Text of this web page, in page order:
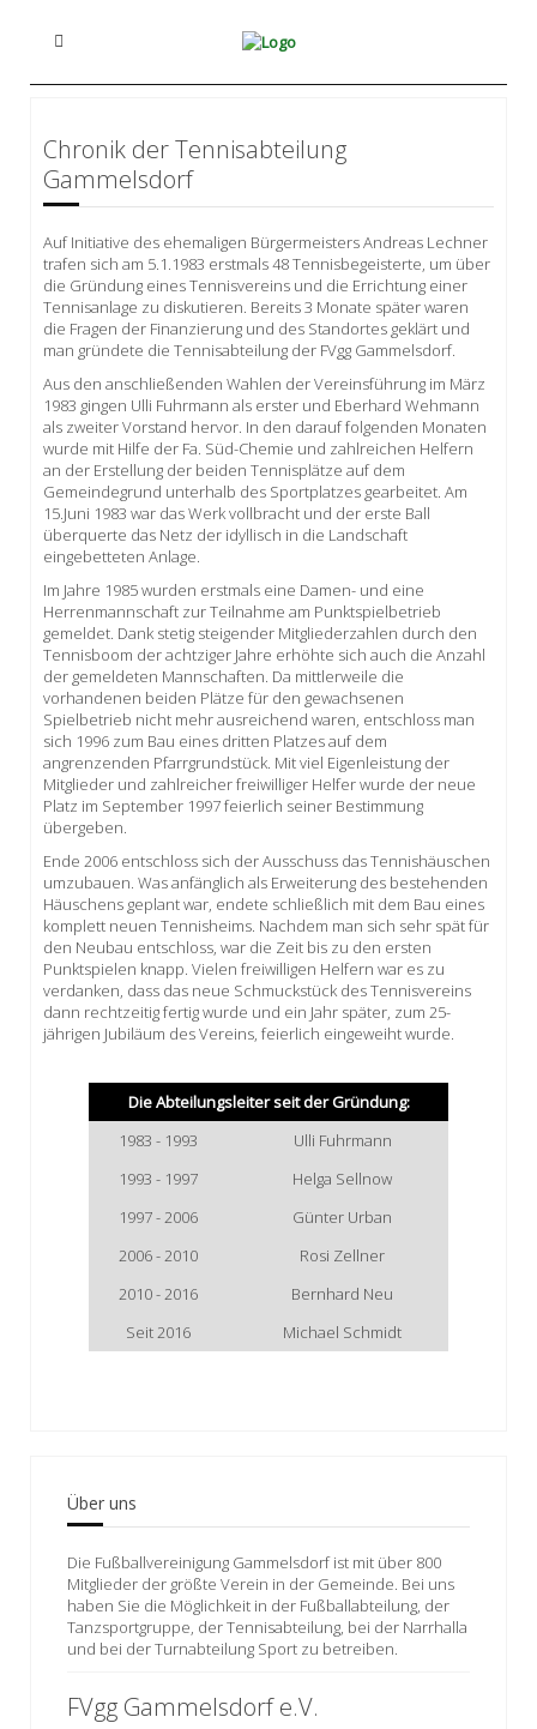
Chronik der Tennisabteilung
Gammelsdorf
Auf Initiative des ehemaligen Bürgermeisters Andreas Lechner
trafen sich am 5.1.1983 erstmals 48 Tennisbegeisterte, um über
die Gründung eines Tennisvereins und die Errichtung einer
Tennisanlage zu diskutieren. Bereits 3 Monate später waren
die Fragen der Finanzierung und des Standortes geklärt und
man gründete die Tennisabteilung der FVgg Gammelsdorf.
Aus den anschließenden Wahlen der Vereinsführung im März
1983 gingen Ulli Fuhrmann als erster und Eberhard Wehmann
als zweiter Vorstand hervor. In den darauf folgenden Monaten
wurde mit Hilfe der Fa. Süd-Chemie und zahlreichen Helfern
an der Erstellung der beiden Tennisplätze auf dem
Gemeindegrund unterhalb des Sportplatzes gearbeitet. Am
15.Juni 1983 war das Werk vollbracht und der erste Ball
überquerte das Netz der idyllisch in die Landschaft
eingebetteten Anlage.
Im Jahre 1985 wurden erstmals eine Damen- und eine
Herrenmannschaft zur Teilnahme am Punktspielbetrieb
gemeldet. Dank stetig steigender Mitgliederzahlen durch den
Tennisboom der achtziger Jahre erhöhte sich auch die Anzahl
der gemeldeten Mannschaften. Da mittlerweile die
vorhandenen beiden Plätze für den gewachsenen
Spielbetrieb nicht mehr ausreichend waren, entschloss man
sich 1996 zum Bau eines dritten Platzes auf dem
angrenzenden Pfarrgrundstück. Mit viel Eigenleistung der
Mitglieder und zahlreicher freiwilliger Helfer wurde der neue
Platz im September 1997 feierlich seiner Bestimmung
übergeben.
Ende 2006 entschloss sich der Ausschuss das Tennishäuschen
umzubauen. Was anfänglich als Erweiterung des bestehenden
Häuschens geplant war, endete schließlich mit dem Bau eines
komplett neuen Tennisheims. Nachdem man sich sehr spät für
den Neubau entschloss, war die Zeit bis zu den ersten
Punktspielen knapp. Vielen freiwilligen Helfern war es zu
verdanken, dass das neue Schmuckstück des Tennisvereins
dann rechtzeitig fertig wurde und ein Jahr später, zum 25-
jährigen Jubiläum des Vereins, feierlich eingeweiht wurde.
Die Abteilungsleiter seit der Gründung:
1983 - 1993
Ulli Fuhrmann
1993 - 1997
Helga Sellnow
1997 - 2006
Günter Urban
2006 - 2010
Rosi Zellner
2010 - 2016
Bernhard Neu
Seit 2016
Michael Schmidt
Über uns
Die Fußballvereinigung Gammelsdorf ist mit über 800
Mitglieder der größte Verein in der Gemeinde. Bei uns
haben Sie die Möglichkeit in der Fußballabteilung, der
Tanzsportgruppe, der Tennisabteilung, bei der Narrhalla
und bei der Turnabteilung Sport zu betreiben.
FVgg Gammelsdorf e.V.